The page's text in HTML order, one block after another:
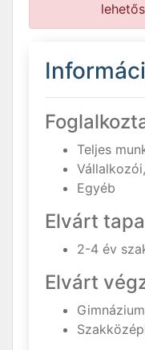
Teljes
Egyéb
Elvárt
2-4 év
Elvárt
Gimnázium